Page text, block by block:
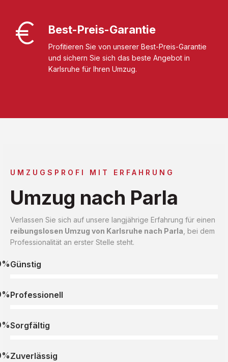
Best-Preis-Garantie
Profitieren Sie von unserer Best-Preis-Garantie
und sichern Sie sich das beste Angebot in
Karlsruhe für Ihren Umzug.
UMZUGSPROFI MIT ERFAHRUNG
Umzug nach Parla
Verlassen Sie sich auf unsere langjährige Erfahrung für einen
reibungslosen Umzug von Karlsruhe nach Parla , bei dem
Professionalität an erster Stelle steht.
Günstig
Professionell
Sorgfältig
Zuverlässig